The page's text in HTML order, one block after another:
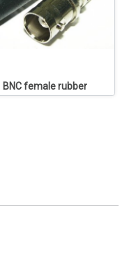
BNC female rubber